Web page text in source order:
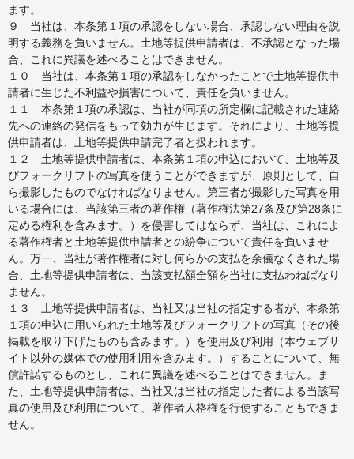
ます。
９ 当社は、本条第１項の承認をしない場合、承認しない理由を説
明する義務を負いません。土地等提供申請者は、不承認となった場
合、これに異議を述べることはできません。
１０ 当社は、本条第１項の承認をしなかったことで土地等提供申
請者に生じた不利益や損害について、責任を負いません。
１１ 本条第１項の承認は、当社が同項の所定欄に記載された連絡
先への連絡の発信をもって効力が生じます。それにより、土地等提
供申請者は、土地等提供申請完了者と扱われます。
１２ 土地等提供申請者は、本条第１項の申込において、土地等及
びフォークリフトの写真を使うことができますが、原則として、自
ら撮影したものでなければなりません。第三者が撮影した写真を用
いる場合には、当該第三者の著作権（著作権法第27条及び第28条に
定める権利を含みます。）を侵害してはならず、当社は、これによ
る著作権者と土地等提供申請者との紛争について責任を負いませ
ん。万一、当社が著作権者に対し何らかの支払を余儀なくされた場
合、土地等提供申請者は、当該支払額全額を当社に支払わねばなり
ません。
１３ 土地等提供申請者は、当社又は当社の指定する者が、本条第
１項の申込に用いられた土地等及びフォークリフトの写真（その後
掲載を取り下げたものも含みます。）を使用及び利用（本ウェブサ
イト以外の媒体での使用利用を含みます。）することについて、無
償許諾するものとし、これに異議を述べることはできません。ま
た、土地等提供申請者は、当社又は当社の指定した者による当該写
真の使用及び利用について、著作者人格権を行使することもできま
せん。